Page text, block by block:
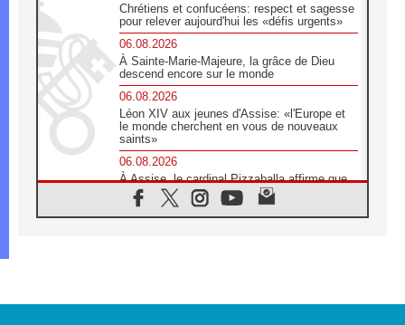
Chrétiens et confucéens: respect et sagesse
pour relever aujourd'hui les «défis urgents»
06.08.2026
À Sainte-Marie-Majeure, la grâce de Dieu
descend encore sur le monde
06.08.2026
Léon XIV aux jeunes d'Assise: «l'Europe et
le monde cherchent en vous de nouveaux
saints»
06.08.2026
À Assise, le cardinal Pizzaballa affirme que
«les chrétiens veulent la paix»
06.08.2026